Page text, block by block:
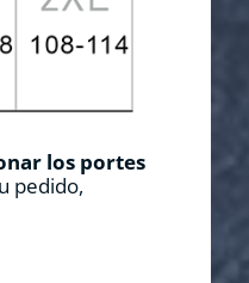
los portes
pedido,